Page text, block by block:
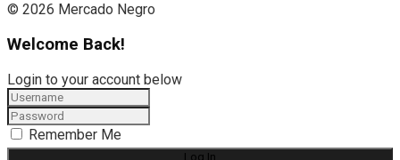
© 2026 Mercado Negro
Welcome Back!
Login to your account below
Remember Me